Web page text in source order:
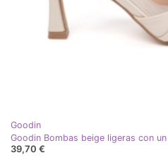
Goodin
Goodin Bombas beige ligeras con
39,70 €